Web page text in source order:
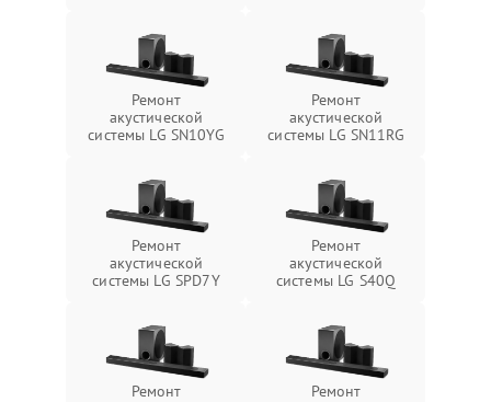
Ремонт
акустической
системы LG SN10YG
Ремонт
акустической
системы LG SN11RG
Ремонт
акустической
системы LG SPD7Y
Ремонт
акустической
системы LG S40Q
Ремонт
Ремонт